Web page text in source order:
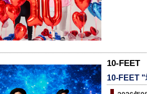
10-FEET
10-FEET